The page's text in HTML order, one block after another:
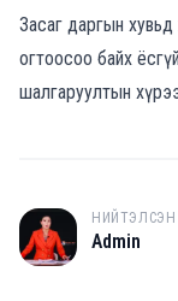
Засаг даргын
огтоосоо байх
шалгаруултын
A
НИЙТЭЛСЭН
Admin